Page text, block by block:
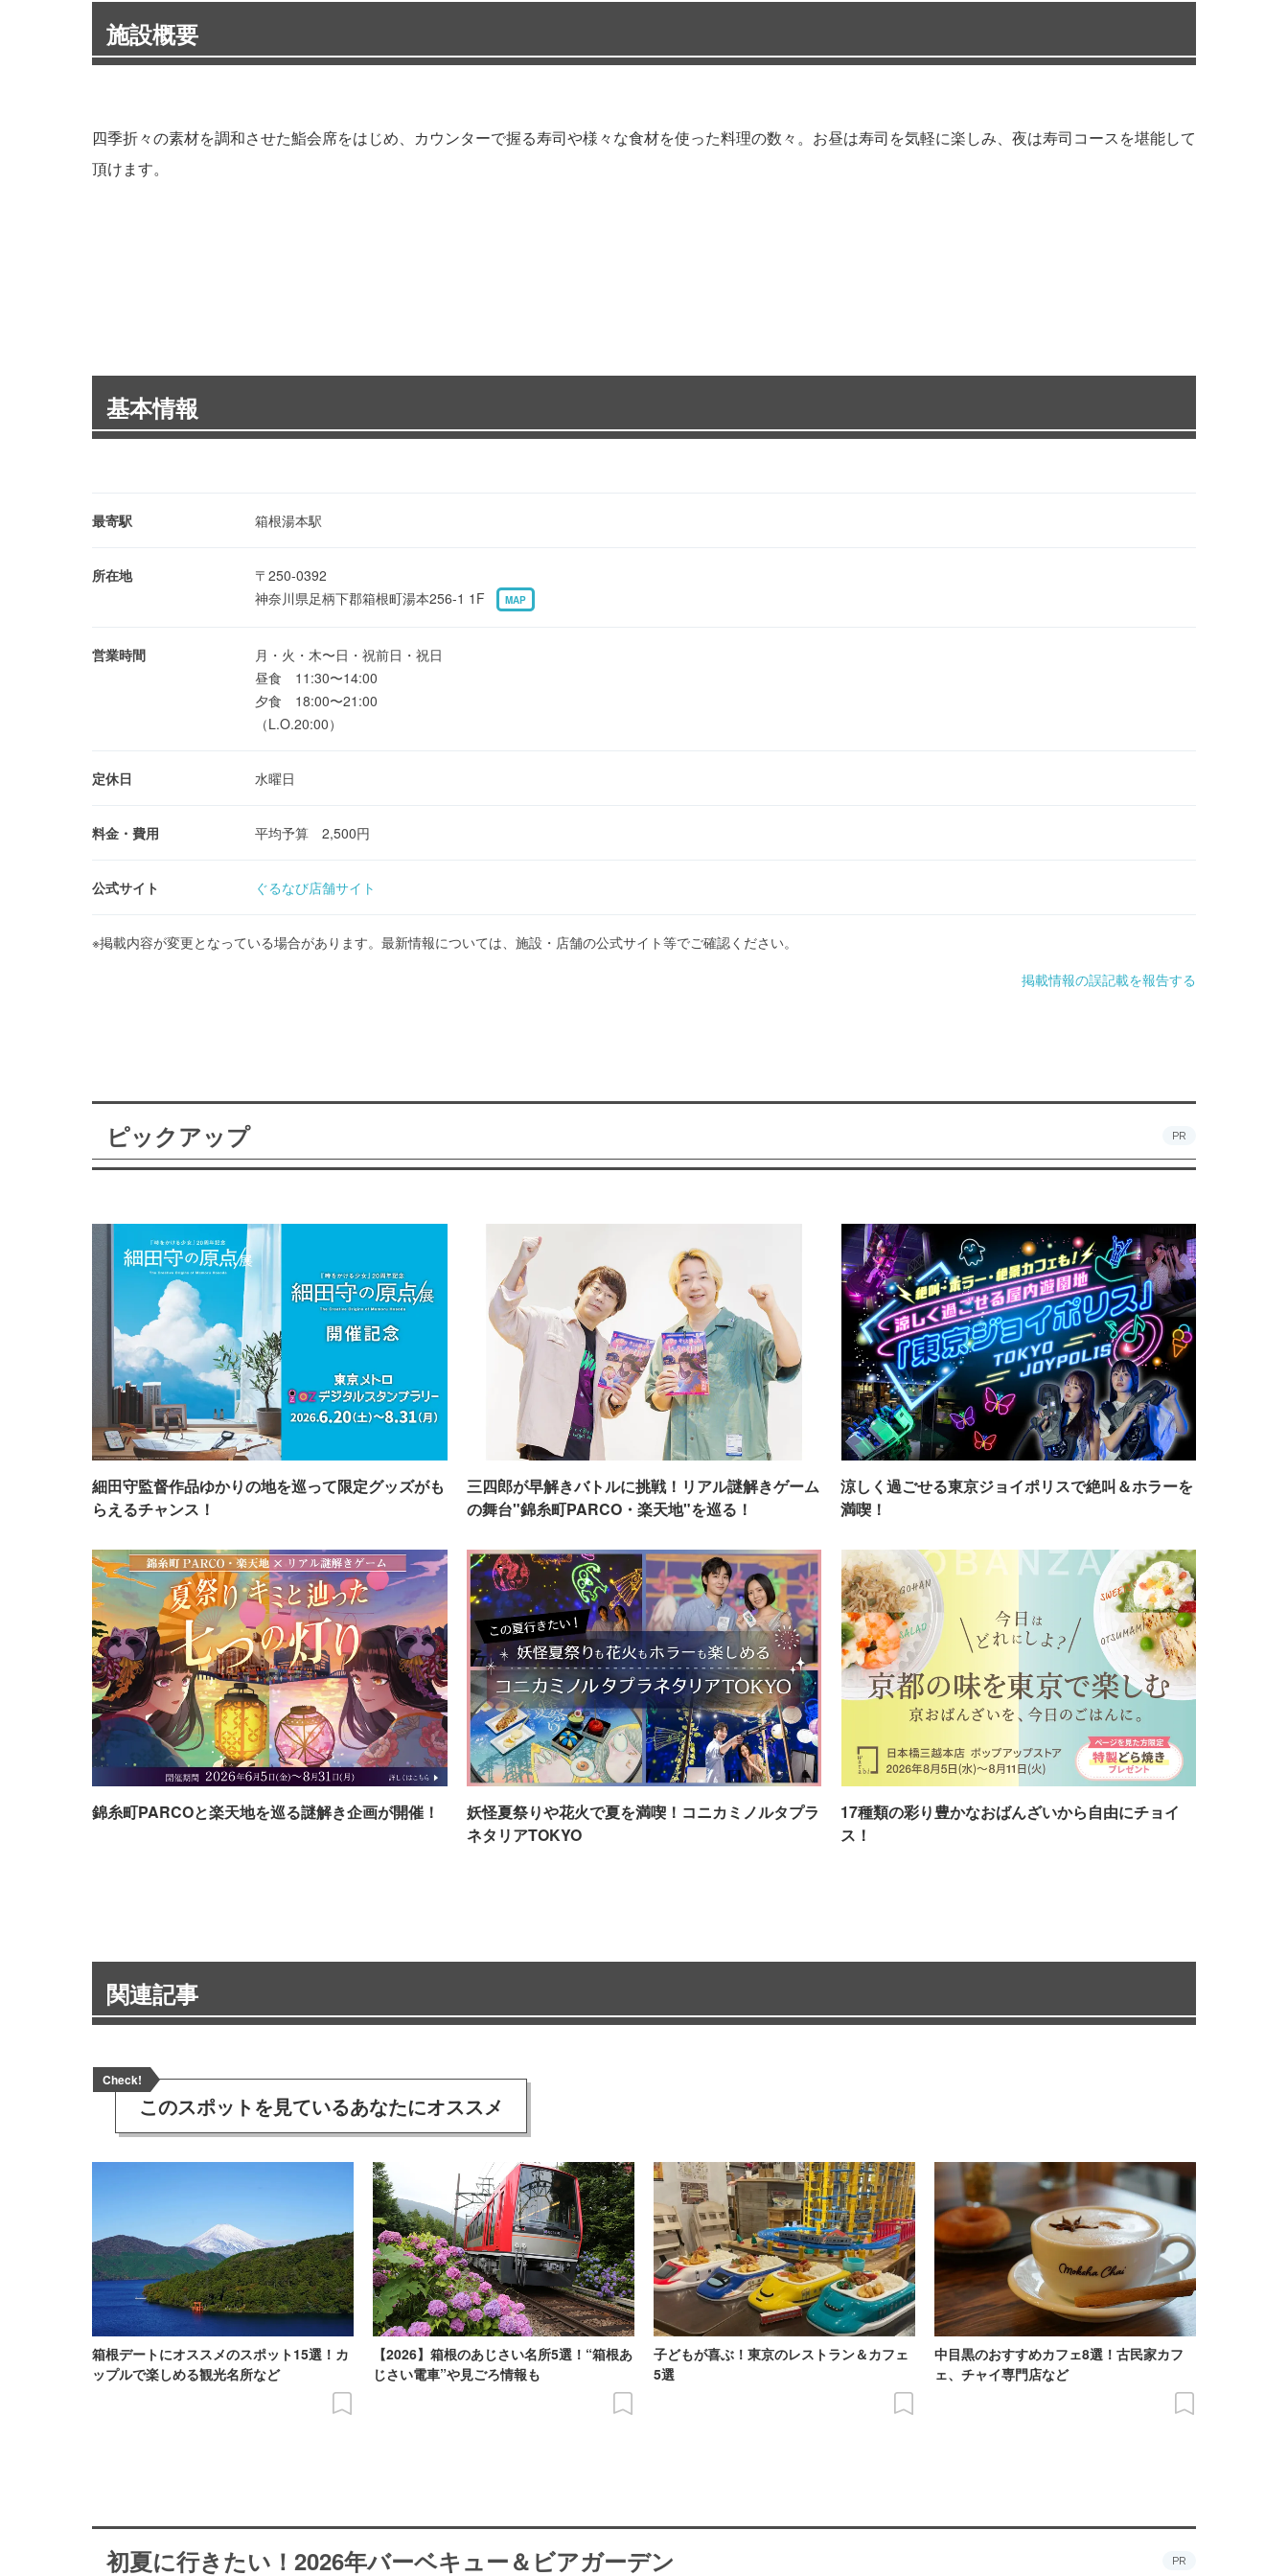
施設概要
四季折々の素材を調和させた鮨会席をはじめ、カウンターで握る寿司や様々な食材を使った料理の数々。お昼は寿司を気軽に楽しみ、夜は寿司コースを堪能して
頂けます。
基本情報
最寄駅 箱根湯本駅
所在地
〒250-0392
神奈川県足柄下郡箱根町湯本256-1 1F
MAP
営業時間
月・火・木〜日・祝前日・祝日
昼食 11:30〜14:00
夕食 18:00〜21:00
（L.O.20:00）
定休日 水曜日
料金・費用 平均予算 2,500円
公式サイト ぐるなび店舗サイト
※掲載内容が変更となっている場合があります。最新情報については、施設・店舗の公式サイト等でご確認ください。
掲載情報の誤記載を報告する
ピックアップ PR
細田守監督作品ゆかりの地を巡って限定グッズがも
らえるチャンス！
三四郎が早解きバトルに挑戦！リアル謎解きゲーム
の舞台"錦糸町PARCO・楽天地"を巡る！
涼しく過ごせる東京ジョイポリスで絶叫＆ホラーを
満喫！
錦糸町PARCOと楽天地を巡る謎解き企画が開催！
妖怪夏祭りや花火で夏を満喫！コニカミノルタプラ
ネタリアTOKYO
17種類の彩り豊かなおばんざいから自由にチョイ
ス！
関連記事
Check!
このスポットを見ているあなたにオススメ
箱根デートにオススメのスポット15選！カ
ップルで楽しめる観光名所など
【2026】箱根のあじさい名所5選！“箱根あ
じさい電車”や見ごろ情報も
子どもが喜ぶ！東京のレストラン＆カフェ
5選
中目黒のおすすめカフェ8選！古民家カフ
ェ、チャイ専門店など
初夏に行きたい！2026年バーベキュー＆ビアガーデン PR